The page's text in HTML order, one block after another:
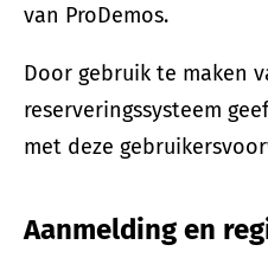
van ProDemos.
Door gebruik te maken
reserveringssysteem
met deze
Aanmelding en